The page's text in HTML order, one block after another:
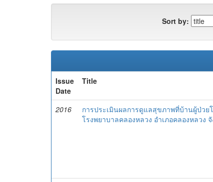
Sort by:
Issue
Date
Title
2016
การประเมินผลการดูแลสุขภาพที่บ้านผู้ป่ว
โรงพยาบาลคลองหลวง อำเภอคลองหลวง